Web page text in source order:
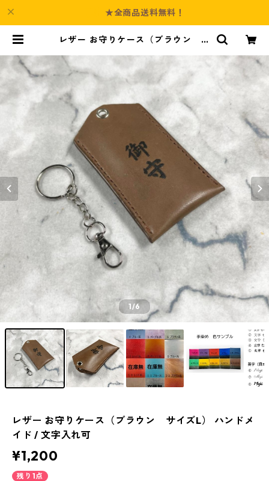
★全商品送料無料！
レザー お守りケース（ブラウン サ
| Culture-Booth
1/6
レザー お守りケース（ブラウン サイズL） ハンドメ
イド / 文字入れ可
¥1,200
残り1点